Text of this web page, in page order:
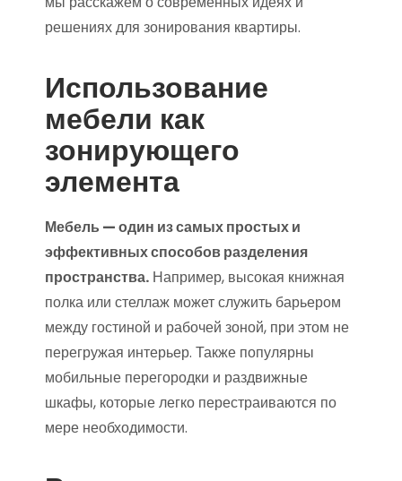
решениях для зонирования квартиры.
Использование
мебели как
зонирующего
элемента
Мебель — один из самых простых и
эффективных способов разделения
пространства. Например, высокая книжная
полка или стеллаж может служить барьером
между гостиной и рабочей зоной, при этом не
перегружая интерьер. Также популярны
мобильные перегородки и раздвижные
шкафы, которые легко перестраиваются по
мере необходимости.